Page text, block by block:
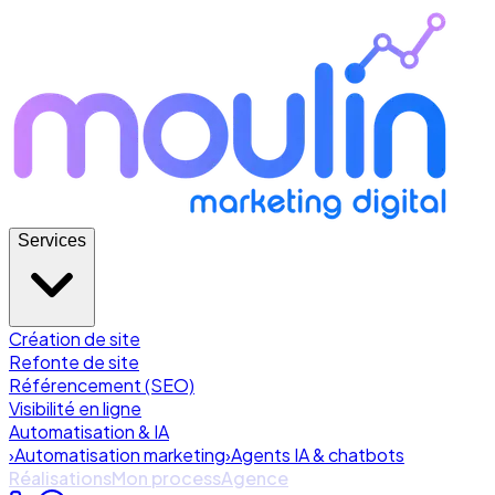
Services
Création de site
Refonte de site
Référencement (SEO)
Visibilité en ligne
Automatisation & IA
›Automatisation marketing›Agents IA & chatbots
RéalisationsMon processAgence